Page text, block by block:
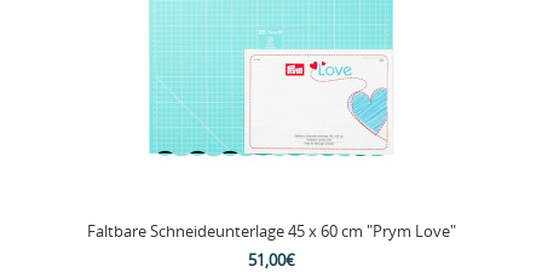
Faltbare Schneideunterlage 45 x 60 cm "Prym Love"
51,00€